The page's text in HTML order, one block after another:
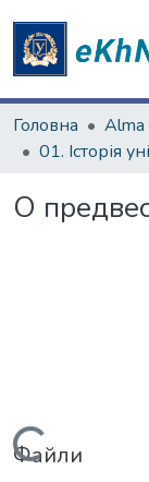
Головна Alma
01. Історія
О
Файли